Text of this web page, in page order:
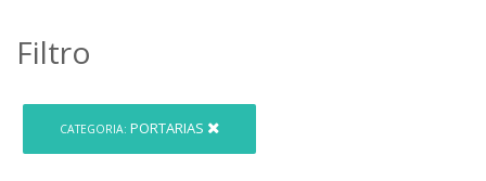
Filtro
CATEGORIA: PORTARIAS